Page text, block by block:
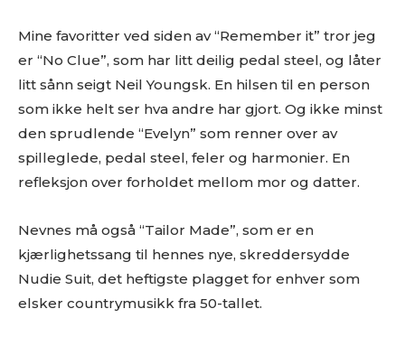
(gode eksempler er f.eks Soundcloud og YouTube. Dårlige
er Spotify og Tidal.)
Platen som nedlastbar MP3 . Dropbox er fint, eller et av
de andre hundrevis av fildelingsverktøyene som finnes. En
stream på Soundcloud er fint, men vi vil uansettpå et
tidspunkt spørre deg om MP3er hvis musikken skal
vurderes.
sted å høre musikken. Flere i redaksjonen styrer unna
disse stedene, så henvendelser med linker dit som eneste
sted får dessverre møte “delete”-knappen.
Og gjerne linker til din nettside eller en Facebookside hvor
Mine favoritter ved siden av “Remember it” tror jeg
er “No Clue”, som har litt deilig pedal steel, og låter
litt sånn seigt Neil Youngsk. En hilsen til en person
som ikke helt ser hva andre har gjort. Og ikke minst
den sprudlende “Evelyn” som renner over av
spilleglede, pedal steel, feler og harmonier. En
refleksjon over forholdet mellom mor og datter.
Nevnes må også “Tailor Made”, som er en
kjærlighetssang til hennes nye, skreddersydde
Nudie Suit, det heftigste plagget for enhver som
elsker countrymusikk fra 50-tallet.